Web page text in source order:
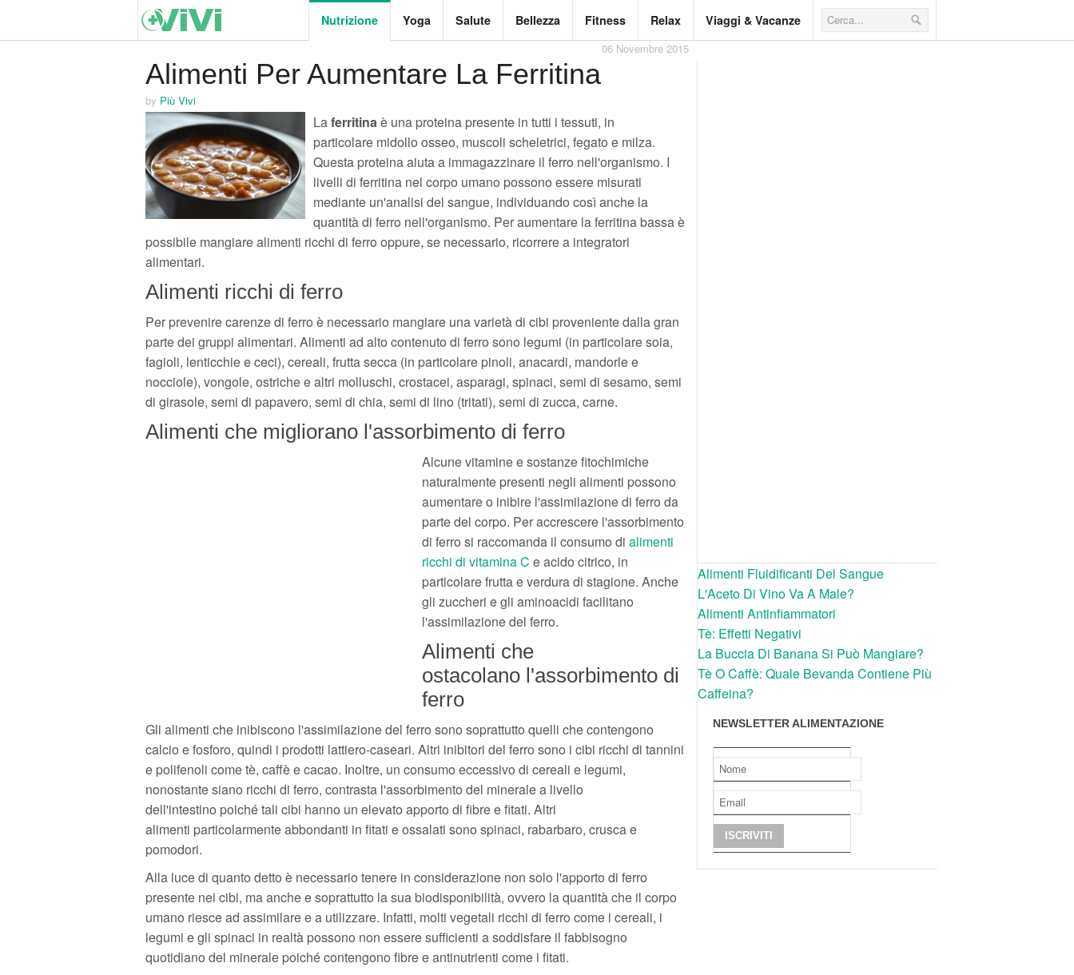
Nutrizione Yoga Salute Bellezza Fitness Relax Viaggi & Vacanze
06 Novembre 2015
Alimenti Per Aumentare La Ferritina
by Più Vivi
Laferritinaè una proteina presente in tutti i tessuti, in
particolare midollo osseo, muscoli scheletrici, fegato e milza.
Questa proteina aiuta a immagazzinare il ferro nell'organismo. I
livelli di ferritina nel corpo umano possono essere misurati
mediante un'analisi del sangue, individuando così anche la
quantità di ferro nell'organismo. Per aumentare la ferritina bassa è
possibile mangiare alimenti ricchi di ferro oppure, se necessario, ricorrere a integratori
alimentari.
Alimenti ricchi di ferro
Per prevenire carenze di ferro è necessario mangiare una varietà di cibi proveniente dalla gran
parte dei gruppi alimentari. Alimenti ad alto contenuto di ferro sono legumi (in particolare soia,
fagioli, lenticchie e ceci), cereali, frutta secca (in particolare pinoli, anacardi, mandorle e
nocciole), vongole, ostriche e altri molluschi, crostacei, asparagi, spinaci, semi di sesamo, semi
di girasole, semi di papavero, semi di chia, semi di lino (tritati), semi di zucca, carne.
Alimenti che migliorano l'assorbimento di ferro
Alcune vitamine e sostanze fitochimiche
naturalmente presenti negli alimenti possono
aumentare o inibire l'assimilazione di ferro da
parte del corpo. Per accrescere l'assorbimento
di ferro si raccomanda il consumo di alimenti
ricchi di vitamina C e acido citrico, in
particolare frutta e verdura di stagione. Anche
gli zuccheri e gli aminoacidi facilitano
l'assimilazione del ferro.
Alimenti che
ostacolano l'assorbimento di
ferro
Gli alimenti che inibiscono l'assimilazione del ferro sono soprattutto quelli che contengono
calcio e fosforo, quindi i prodotti lattiero-caseari. Altri inibitori del ferro sono i cibi ricchi di tannini
e polifenoli come tè, caffè e cacao. Inoltre, un consumo eccessivo di cereali e legumi,
nonostante siano ricchi di ferro, contrasta l'assorbimento del minerale a livello
dell'intestino poiché tali cibi hanno un elevato apporto di fibre e fitati. Altri
alimenti particolarmente abbondanti in fitati e ossalati sono spinaci, rabarbaro, crusca e
pomodori.
Alla luce di quanto detto è necessario tenere in considerazione non solo l'apporto di ferro
presente nei cibi, ma anche e soprattutto la sua biodisponibilità, ovvero la quantità che il corpo
umano riesce ad assimilare e a utilizzare. Infatti, molti vegetali ricchi di ferro come i cereali, i
legumi e gli spinaci in realtà possono non essere sufficienti a soddisfare il fabbisogno
quotidiano del minerale poiché contengono fibre e antinutrienti come i fitati.
Alimenti Fluidificanti Del Sangue
L'Aceto Di Vino Va A Male?
Alimenti Antinfiammatori
Tè: Effetti Negativi
La Buccia Di Banana Si Può Mangiare?
Tè O Caffè: Quale Bevanda Contiene Più
Caffeina?
NEWSLETTER ALIMENTAZIONE